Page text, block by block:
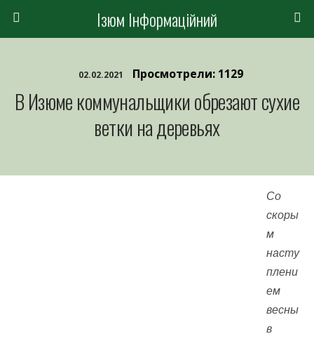
Ізюм Інформаційний
02.02.2021 Просмотрели: 1129
В Изюме коммунальщики обрезают сухие
ветки на деревьях
Со
скоры
м
насту
плени
ем
весны
в